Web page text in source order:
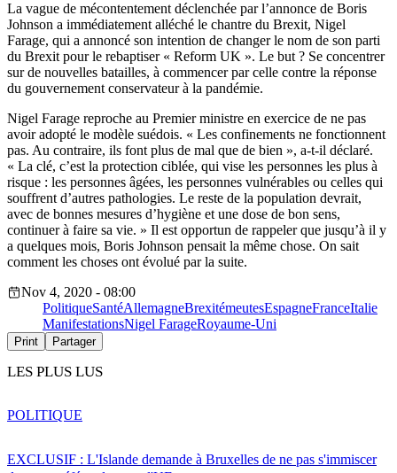
La vague de mécontentement déclenchée par l’annonce de Boris
Johnson a immédiatement alléché le chantre du Brexit, Nigel
Farage, qui a annoncé son intention de changer le nom de son parti
du Brexit pour le rebaptiser « Reform UK ». Le but ? Se concentrer
sur de nouvelles batailles, à commencer par celle contre la réponse
du gouvernement conservateur à la pandémie.
Nigel Farage reproche au Premier ministre en exercice de ne pas
avoir adopté le modèle suédois. « Les confinements ne fonctionnent
pas. Au contraire, ils font plus de mal que de bien », a-t-il déclaré.
« La clé, c’est la protection ciblée, qui vise les personnes les plus à
risque : les personnes âgées, les personnes vulnérables ou celles qui
souffrent d’autres pathologies. Le reste de la population devrait,
avec de bonnes mesures d’hygiène et une dose de bon sens,
continuer à faire sa vie. » Il est opportun de rappeler que jusqu’à il y
a quelques mois, Boris Johnson pensait la même chose. On sait
comment les choses ont évolué par la suite.
Nov 4, 2020 - 08:00
PolitiqueSantéAllemagneBrexitémeutesEspagneFranceItalie
ManifestationsNigel FarageRoyaume-Uni
Print Partager
LES PLUS LUS
EXCLUSIF : L'Islande demande à Bruxelles de ne pas s'immiscer
POLITIQUE